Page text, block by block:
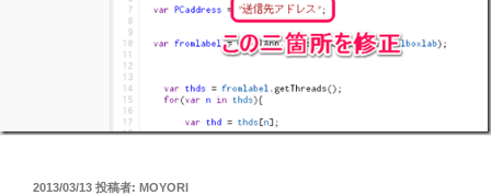
投
2013/03/13 投稿者: MOYORI